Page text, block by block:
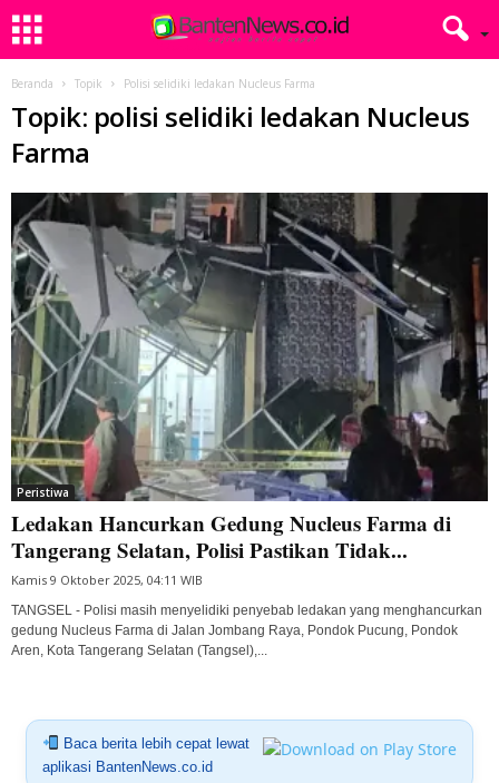
Beranda Topik Polisi selidiki ledakan Nucleus Farma
Topik: polisi selidiki ledakan Nucleus
Farma
Peristiwa
Ledakan Hancurkan Gedung Nucleus Farma di
Tangerang Selatan, Polisi Pastikan Tidak...
Kamis 9 Oktober 2025, 04:11 WIB
TANGSEL - Polisi masih menyelidiki penyebab ledakan yang menghancurkan
gedung Nucleus Farma di Jalan Jombang Raya, Pondok Pucung, Pondok
Aren, Kota Tangerang Selatan (Tangsel),...
Baca berita lebih cepat lewat
aplikasi BantenNews.co.id